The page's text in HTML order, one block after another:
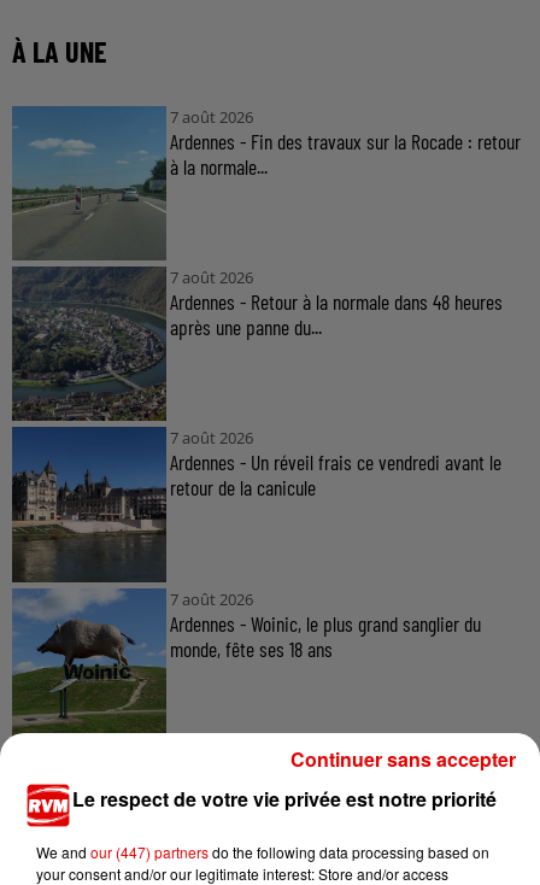
À LA UNE
7 août 2026
Ardennes - Fin des travaux sur la Rocade : retour
à la normale...
7 août 2026
Ardennes - Retour à la normale dans 48 heures
après une panne du...
7 août 2026
Ardennes - Un réveil frais ce vendredi avant le
retour de la canicule
7 août 2026
Ardennes - Woinic, le plus grand sanglier du
monde, fête ses 18 ans
TITRES DIFFUSÉS
Le respect de votre vie privée est notre priorité
We and our (447) partnersdo the following data processing based on
your consent and/or our legitimate interest: Store and/or access
Continuer sans accepter